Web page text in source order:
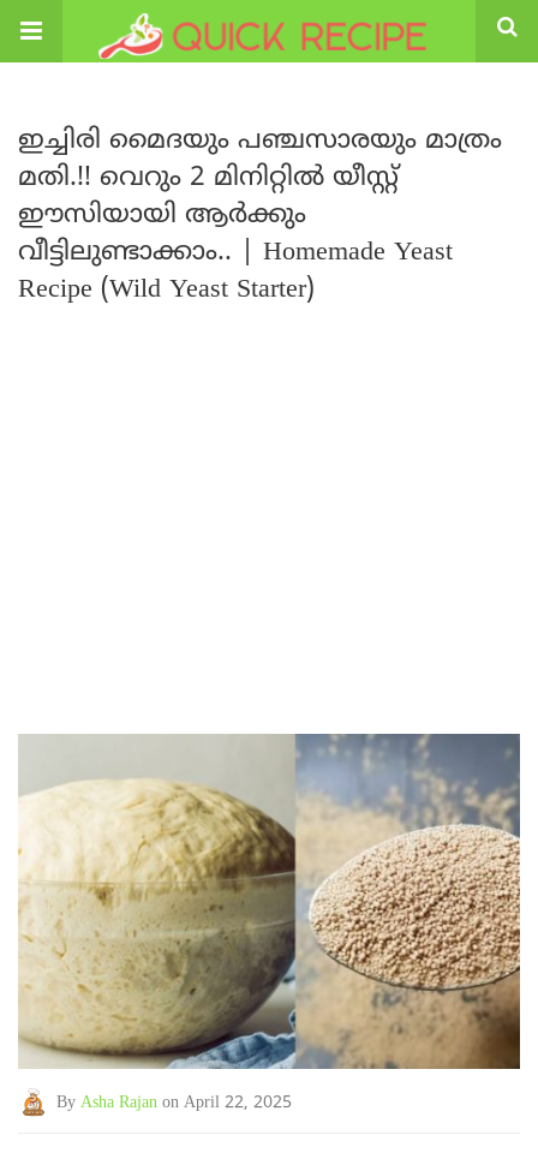
ഇച്ചിരി മൈദയും പഞ്ചസാരയും മാത്രം
മതി.!! വെറും 2 മിനിറ്റിൽ യീസ്റ്റ്
ഈസിയായി ആർക്കും
വീട്ടിലുണ്ടാക്കാം.. | Homemade Yeast
Recipe (Wild Yeast Starter)
By Asha Rajan on April 22, 2025